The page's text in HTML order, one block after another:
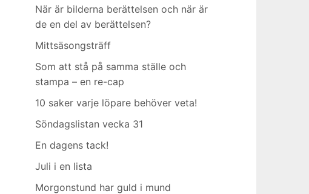
När är bilderna berättelsen och när är
de en del av berättelsen?
Mittsäsongsträff
Som att stå på samma ställe och
stampa – en re-cap
10 saker varje löpare behöver veta!
Söndagslistan vecka 31
En dagens tack!
Juli i en lista
Morgonstund har guld i mund